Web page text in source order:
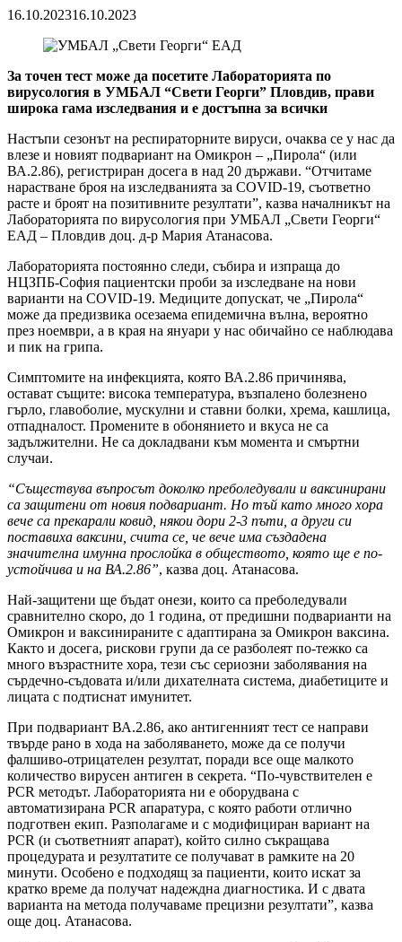
16.10.202316.10.2023
За точен тест може да посетите Лабораторията по
вирусология в УМБАЛ “Свети Георги” Пловдив, прави
широка гама изследвания и е достъпна за всички
Настъпи сезонът на респираторните вируси, очаква се у нас да
влезе и новият подвариант на Омикрон – „Пирола“ (или
ВА.2.86), регистриран досега в над 20 държави. “Отчитаме
нарастване броя на изследванията за COVID-19, съответно
расте и броят на позитивните резултати”, казва началникът на
Лабораторията по вирусология при УМБАЛ „Свети Георги“
ЕАД – Пловдив доц. д-р Мария Атанасова.
Лабораторията постоянно следи, събира и изпраща до
НЦЗПБ-София пациентски проби за изследване на нови
варианти на COVID-19. Медиците допускат, че „Пирола“
може да предизвика осезаема епидемична вълна, вероятно
през ноември, а в края на януари у нас обичайно се наблюдава
и пик на грипа.
Симптомите на инфекцията, която ВА.2.86 причинява,
остават същите: висока температура, възпалено болезнено
гърло, главоболие, мускулни и ставни болки, хрема, кашлица,
отпадналост. Промените в обонянието и вкуса не са
задължителни. Не са докладвани към момента и смъртни
случаи.
“Съществува въпросът доколко преболедували и ваксинирани
са защитени от новия подвариант. Но тъй като много хора
вече са прекарали ковид, някои дори 2-3 пъти, а други си
поставиха ваксини, счита се, че вече има създадена
значителна имунна прослойка в обществото, която ще е по-
устойчива и на ВА.2.86”, казва доц. Атанасова.
Най-защитени ще бъдат онези, които са преболедували
сравнително скоро, до 1 година, от предишни подварианти на
Омикрон и ваксинираните с адаптирана за Омикрон ваксина.
Както и досега, рискови групи да се разболеят по-тежко са
много възрастните хора, тези със сериозни заболявания на
сърдечно-съдовата и/или дихателната система, диабетиците и
лицата с подтиснат имунитет.
При подвариант ВА.2.86, ако антигенният тест се направи
твърде рано в хода на заболяването, може да се получи
фалшиво-отрицателен резултат, поради все още малкото
количество вирусен антиген в секрета. “По-чувствителен е
PCR методът. Лабораторията ни е оборудвана с
автоматизирана PCR апаратура, с която работи отлично
подготвен екип. Разполагаме и с модифициран вариант на
PCR (и съответният апарат), който силно съкращава
процедурата и резултатите се получават в рамките на 20
минути. Особено е подходящ за пациенти, които искат за
кратко време да получат надеждна диагностика. И с двата
варианта на метода получаваме прецизни резултати”, казва
още доц. Атанасова.